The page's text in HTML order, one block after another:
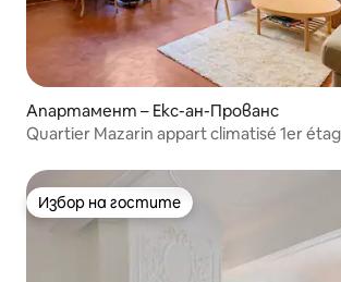
Апартамент – Екс-ан-Прованс
Quartier Mazarin appart climatisé 1er
Избор на гостите
Избор на гостите